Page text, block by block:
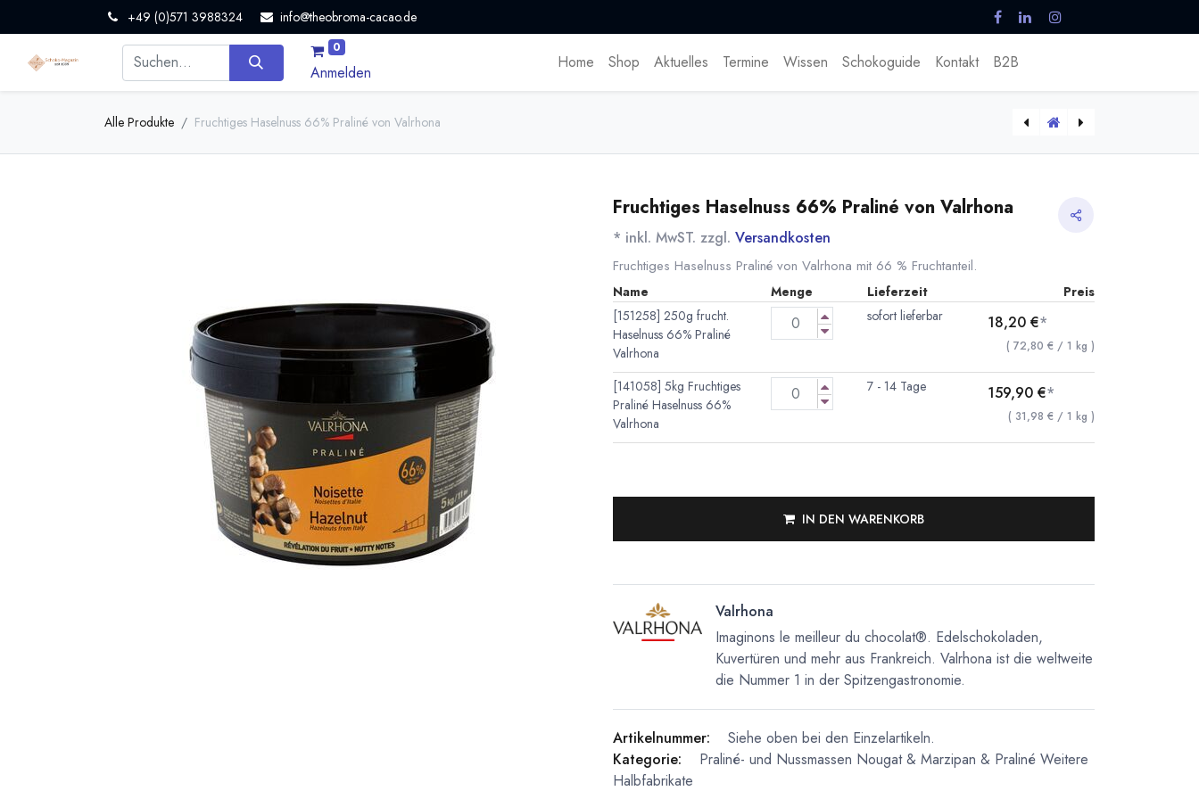
+49 (0)571 3988324 info@theobroma-cacao.de
0
Anmelden
Home Shop Aktuelles Termine Wissen Schokoguide Kontakt B2B
Alle Produkte Fruchtiges Haselnuss 66% Praliné von Valrhona
Fruchtiges Haselnuss 66% Praliné von Valrhona
* inkl. MwST. zzgl. Versandkosten
Fruchtiges Haselnuss Praliné von Valrhona mit 66 % Fruchtanteil.
Name Menge Lieferzeit
Preis
[151258] 250g frucht.
Haselnuss 66% Praliné
Valrhona
sofort lieferbar 18,20 €*
( 72,80 € / 1 kg )
[141058] 5kg Fruchtiges
Praliné Haselnuss 66%
Valrhona
7 - 14 Tage 159,90 €*
( 31,98 € / 1 kg )
IN DEN WARENKORB
Valrhona
Imaginons le meilleur du chocolat®. Edelschokoladen,
Kuvertüren und mehr aus Frankreich. Valrhona ist die weltweite
die Nummer 1 in der Spitzengastronomie.
Artikelnummer:
Siehe oben bei den Einzelartikeln.
Kategorie:
Praliné- und Nussmassen Nougat & Marzipan & Praliné Weitere
Halbfabrikate